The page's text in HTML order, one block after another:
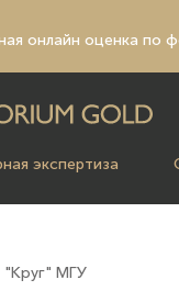
онлайн оценка по
экспертиза
"Круг" МГУ